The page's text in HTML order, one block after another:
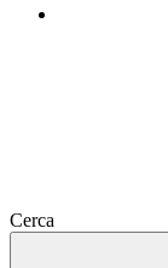
Cerca